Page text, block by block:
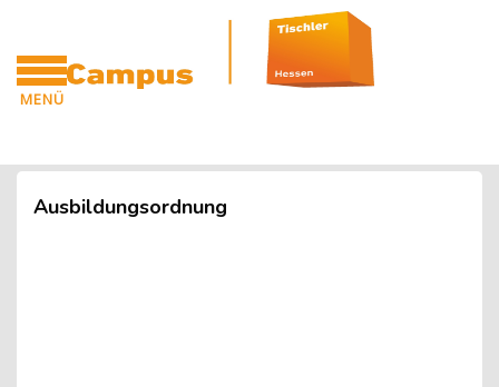
MENÜ
Zum Hauptinhalt
Blöcke
Blöcke
Ausbildungsordnung